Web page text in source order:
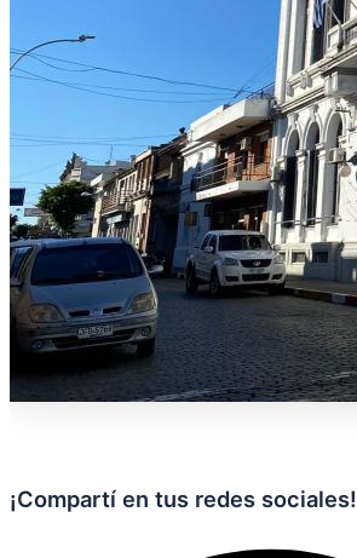
¡Compartí en tus redes sociales!